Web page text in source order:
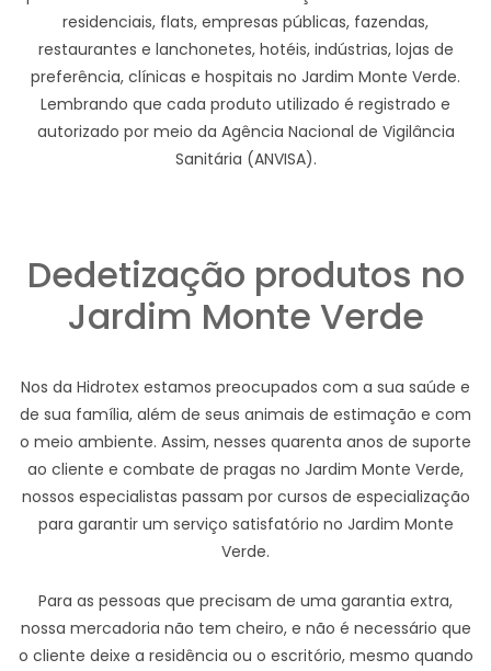
residenciais, flats, empresas públicas, fazendas,
restaurantes e lanchonetes, hotéis, indústrias, lojas de
preferência, clínicas e hospitais no Jardim Monte Verde.
Lembrando que cada produto utilizado é registrado e
autorizado por meio da Agência Nacional de Vigilância
Sanitária (ANVISA).
Dedetização produtos no
Jardim Monte Verde
Nos da Hidrotex estamos preocupados com a sua saúde e
de sua família, além de seus animais de estimação e com
o meio ambiente. Assim, nesses quarenta anos de suporte
ao cliente e combate de pragas no Jardim Monte Verde,
nossos especialistas passam por cursos de especialização
para garantir um serviço satisfatório no Jardim Monte
Verde.
Para as pessoas que precisam de uma garantia extra,
nossa mercadoria não tem cheiro, e não é necessário que
o cliente deixe a residência ou o escritório, mesmo quando